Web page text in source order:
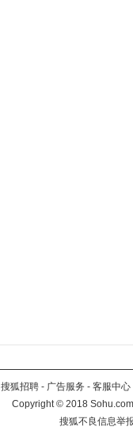
搜狐招聘 - 广告服务 - 客服中心
Copyright©2018
搜狐不良信息举